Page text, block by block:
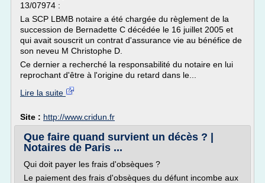
13/07974 :
La SCP LBMB notaire a été chargée du règlement de la
succession de Bernadette C décédée le 16 juillet 2005 et
qui avait souscrit un contrat d'assurance vie au bénéfice de
son neveu M Christophe D.
Ce dernier a recherché la responsabilité du notaire en lui
reprochant d'être à l'origine du retard dans le...
Lire la suite
Site : http://www.cridun.fr
Que faire quand survient un décès ? |
Notaires de Paris ...
Qui doit payer les frais d'obsèques ?
Le paiement des frais d'obsèques du défunt incombe aux